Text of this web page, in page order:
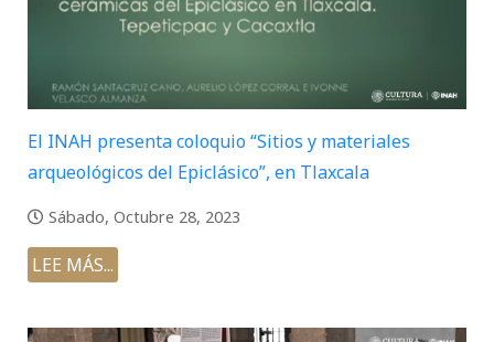
El INAH presenta coloquio “Sitios y materiales
arqueológicos del Epiclásico”, en Tlaxcala
Sábado, Octubre 28, 2023
LEE MÁS...